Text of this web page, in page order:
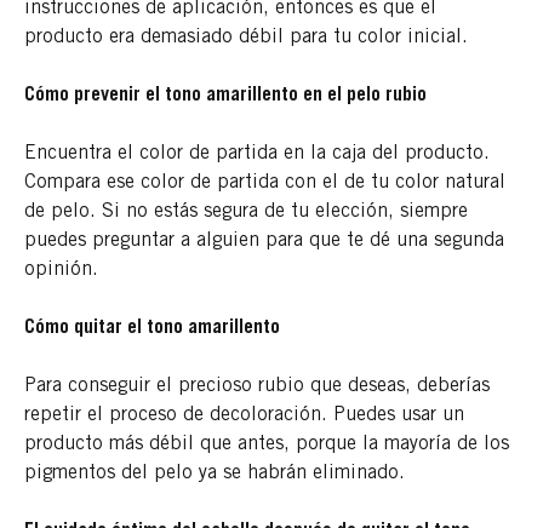
instrucciones de aplicación, entonces es que el
producto era demasiado débil para tu color inicial.
Cómo prevenir el tono amarillento en el pelo rubio
Encuentra el color de partida en la caja del producto.
Compara ese color de partida con el de tu color natural
de pelo. Si no estás segura de tu elección, siempre
puedes preguntar a alguien para que te dé una segunda
opinión.
Cómo quitar el tono amarillento
Para conseguir el precioso rubio que deseas, deberías
repetir el proceso de decoloración. Puedes usar un
producto más débil que antes, porque la mayoría de los
pigmentos del pelo ya se habrán eliminado.